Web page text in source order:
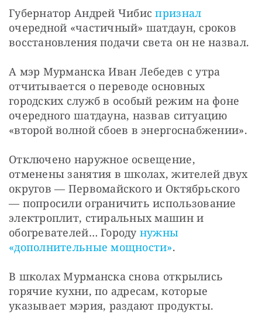
Губернатор Андрей Чибис признал
очередной «частичный» шатдаун, сроков
восстановления подачи света он не назвал.
А мэр Мурманска Иван Лебедев с утра
отчитывается о переводе основных
городских служб в особый режим на фоне
очередного шатдауна, назвав ситуацию
«второй волной сбоев в энергоснабжении».
Отключено наружное освещение,
отменены занятия в школах, жителей двух
округов — Первомайского и Октябрьского
— попросили ограничить использование
электроплит, стиральных машин и
обогревателей… Городу нужны
«дополнительные мощности».
В школах Мурманска снова открылись
горячие кухни, по адресам, которые
указывает мэрия, раздают продукты.